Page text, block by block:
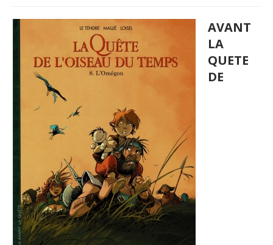
AVANT
LA
QUETE
DE